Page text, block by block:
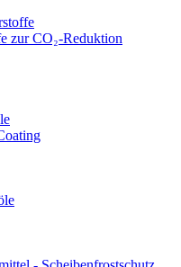
zur CO₂-Reduktion